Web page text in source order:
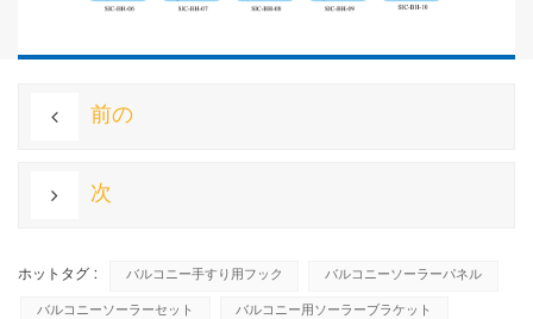
前の
次
ホットタグ : バルコニー手すり用フック バルコニーソーラーパネル
バルコニーソーラーセット バルコニー用ソーラーブラケット